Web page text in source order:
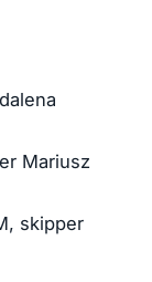
Mariusz
skipper